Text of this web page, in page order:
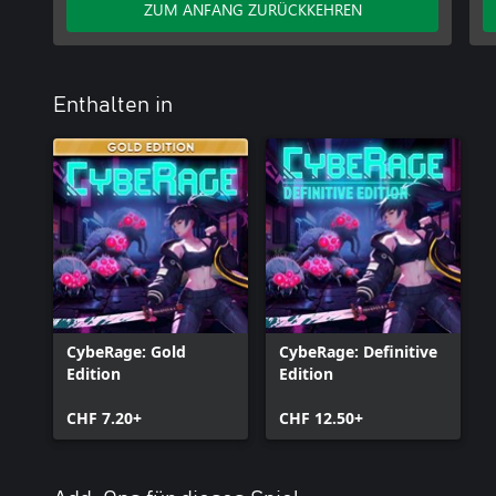
ZUM ANFANG ZURÜCKKEHREN
Enthalten in
CybeRage: Gold
Edition
CHF 7.20+
CybeRage: Definitive
Edition
CHF 12.50+